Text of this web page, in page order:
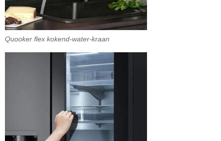
Quooker flex kokend-water-kraan